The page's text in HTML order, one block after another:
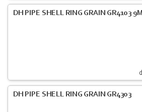
DH PIPE SHELL RING GRAIN GR4103
DH PIPE SHELL RING GRAIN GR4303